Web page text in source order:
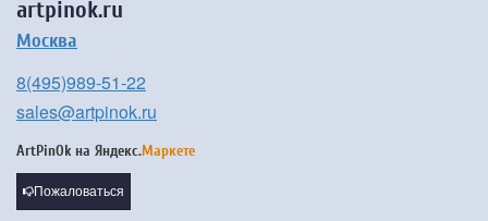
artpinok.ru
Москва
8(495)989-51-22
sales@artpinok.ru
ArtPinOk на Яндекс.Маркете
Пожаловаться